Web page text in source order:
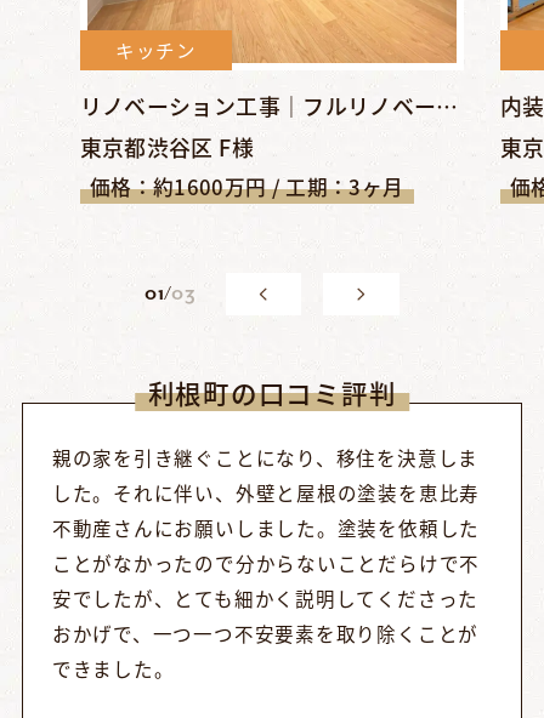
キッチン
リノベーション工事｜フルリノベーションでシンプル＆クールな空...
東京都渋谷区 F様
価格：約1600万円 / 工期：3ヶ月
東
価
01/03
利根町の口コミ評判
親の家を引き継ぐことになり、移住を決意しま
した。それに伴い、外壁と屋根の塗装を恵比寿
不動産さんにお願いしました。塗装を依頼した
ことがなかったので分からないことだらけで不
安でしたが、とても細かく説明してくださった
おかげで、一つ一つ不安要素を取り除くことが
できました。